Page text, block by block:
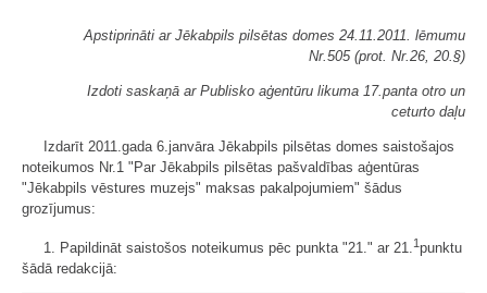
Apstiprināti ar Jēkabpils pilsētas domes 24.11.2011. lēmumu
Nr.505 (prot. Nr.26, 20.§)
Izdoti saskaņā ar Publisko aģentūru likuma 17.panta otro un
ceturto daļu
Izdarīt 2011.gada 6.janvāra Jēkabpils pilsētas domes saistošajos
noteikumos Nr.1 "Par Jēkabpils pilsētas pašvaldības aģentūras
"Jēkabpils vēstures muzejs" maksas pakalpojumiem" šādus
grozījumus:
1. Papildināt saistošos noteikumus pēc punkta "21." ar 21.1punktu
šādā redakcijā: